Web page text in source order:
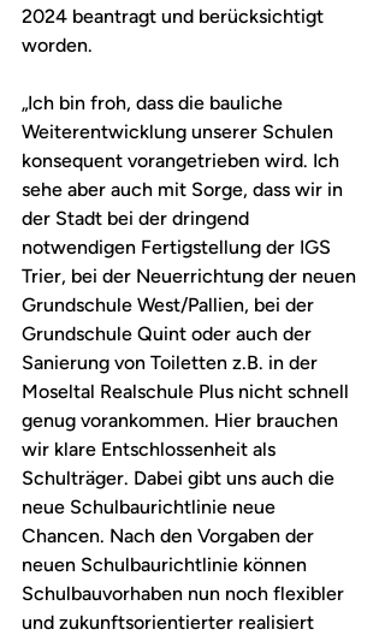
2024 beantragt und berücksichtigt
worden.
„Ich bin froh, dass die bauliche
Weiterentwicklung unserer Schulen
konsequent vorangetrieben wird. Ich
sehe aber auch mit Sorge, dass wir in
der Stadt bei der dringend
notwendigen Fertigstellung der IGS
Trier, bei der Neuerrichtung der neuen
Grundschule West/Pallien, bei der
Grundschule Quint oder auch der
Sanierung von Toiletten z.B. in der
Moseltal Realschule Plus nicht schnell
genug vorankommen. Hier brauchen
wir klare Entschlossenheit als
Schulträger. Dabei gibt uns auch die
neue Schulbaurichtlinie neue
Chancen. Nach den Vorgaben der
neuen Schulbaurichtlinie können
Schulbauvorhaben nun noch flexibler
und zukunftsorientierter realisiert